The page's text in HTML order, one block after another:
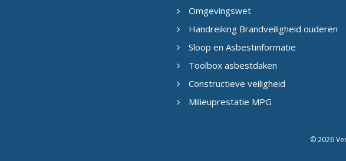
Omgevingswet
Handreiking Brandveiligheid ouderen
Sloop en Asbestinformatie
Toolbox asbestdaken
Constructieve veiligheid
Milieuprestatie MPG
© 2026